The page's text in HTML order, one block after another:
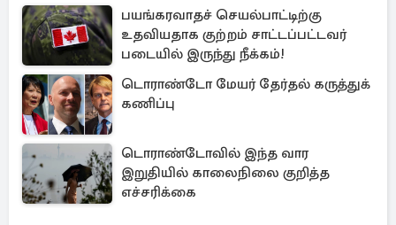
பயங்கரவாதச் செயல்பாட்டிற்கு
உதவியதாக குற்றம் சாட்டப்பட்டவர்
படையில் இருந்து நீக்கம்!
டொராண்டோ மேயர் தேர்தல் கருத்துக்
கணிப்பு
டொராண்டோவில் இந்த வார
இறுதியில் காலைநிலை குறித்த
எச்சரிக்கை